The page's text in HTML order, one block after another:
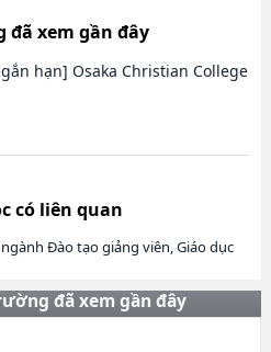
đã xem gần đây
hạn] Osaka Christian College
có liên quan
Đào tạo giảng viên, Giáo dục
đã xem gần đây